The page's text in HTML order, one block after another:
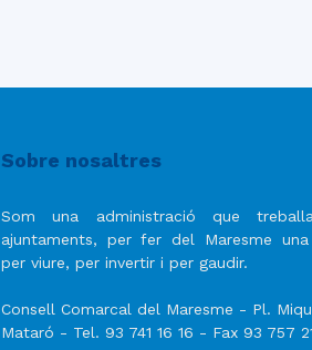
Sobre nosaltres
Som una administració que
ajuntaments, per fer del Maresme una
per viure, per invertir i per gaudir.
Consell Comarcal del Maresme - Pl.
Mataró - Tel. 93 741 16 16 - Fax 93 757